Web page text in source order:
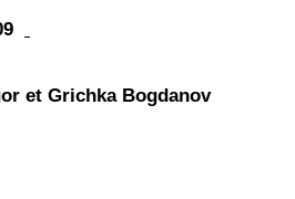
et Grichka Bogdanov